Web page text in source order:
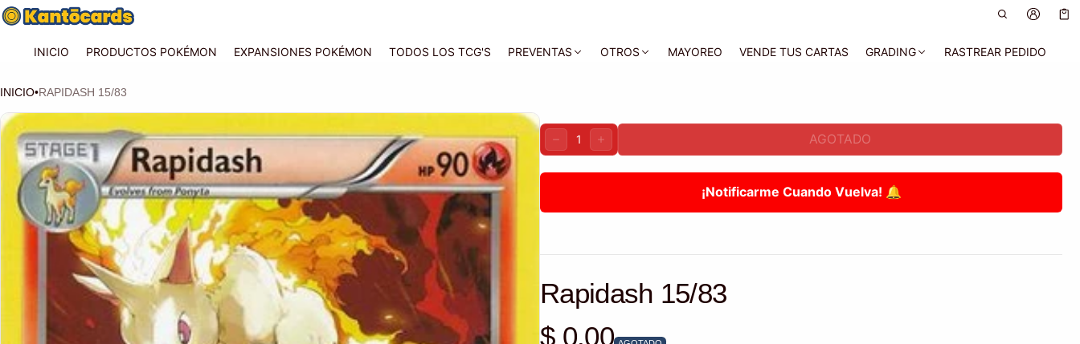
INICIO PRODUCTOS POKÉMON EXPANSIONES POKÉMON TODOS LOS TCG'S PREVENTAS OTROS MAYOREO VENDE TUS CARTAS GRADING RASTREAR PEDIDO
INICIO•RAPIDASH 15/83
DEL PRODUCTO Cantidad:
DISMINUIRAUMENTAR AGOTADO
¡Notificarme Cuando Vuelva! 🔔
Rapidash 15/83
Precio habitual
$ 0.00